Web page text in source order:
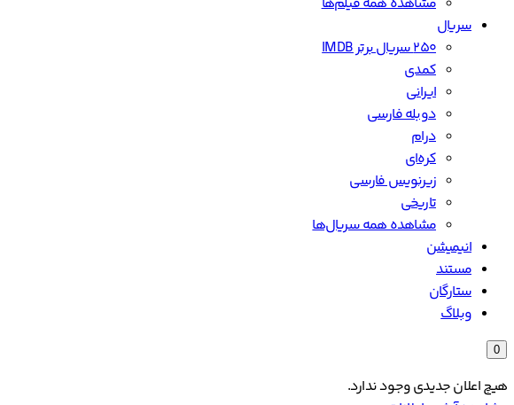
سریال
۲۵۰ سریال برتر IMDB
کمدی
ایرانی
دوبله فارسی
درام
کره‌ای
زیرنویس فارسی
تاریخی
مشاهده همه سریال‌ها
انیمیشن
مستند
ستارگان
وبلاگ
0
هیچ اعلان جدیدی وجود ندارد.